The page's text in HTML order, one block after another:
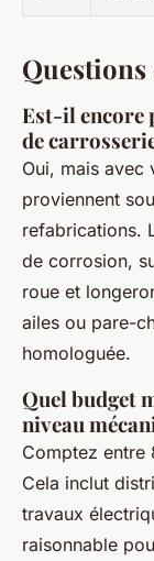
Est-il encore
de
Oui, mais avec
proviennent
refabrications.
de corrosion,
roue et
ailes ou pare-
homologuée.
Quel budget
niveau
Comptez entre
Cela inclut
travaux
raisonnable